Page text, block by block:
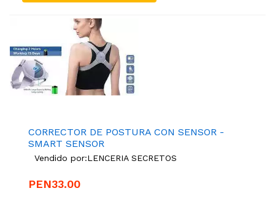
CORRECTOR DE POSTURA CON SENSOR -
SMART SENSOR
Vendido por:LENCERIA SECRETOS
PEN33.00